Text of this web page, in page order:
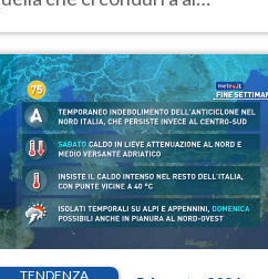
molto elevate
TENDENZA